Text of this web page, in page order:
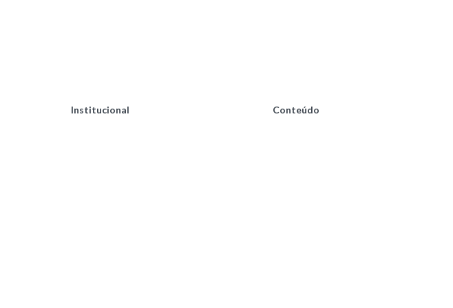
Institucional Conteúdo